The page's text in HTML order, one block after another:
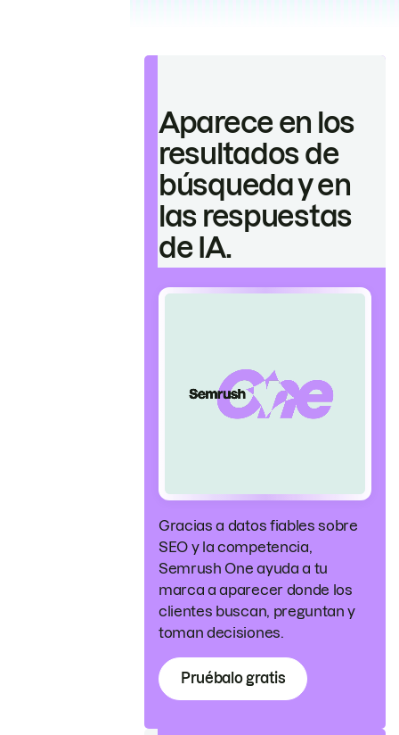
Aparece en los
resultados de
búsqueda y en
las respuestas
de IA.
Gracias a datos fiables sobre
SEO y la competencia,
Semrush One ayuda a tu
marca a aparecer donde los
clientes buscan, preguntan y
toman decisiones.
Pruébalo gratis